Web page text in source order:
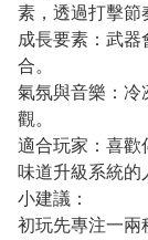
素，透過打擊節
成長要素：武器
合。
氣氛與音樂：冷
觀。
適合玩家：喜歡
味道升級系統的
小建議：
初玩先專注一兩